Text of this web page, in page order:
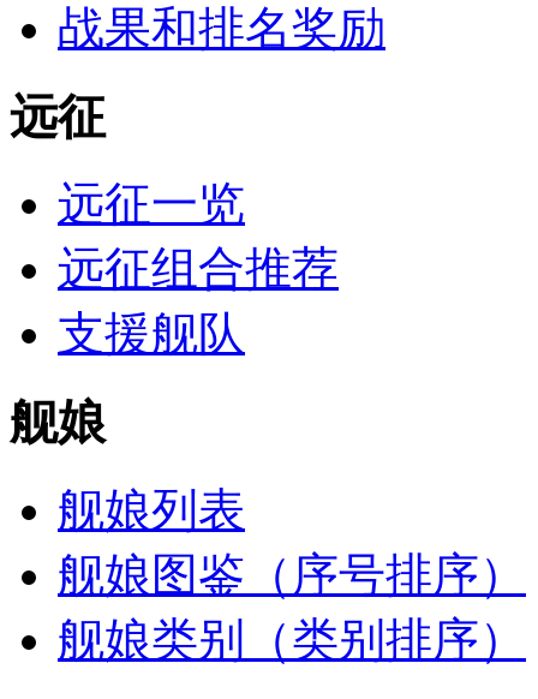
战果和排名奖励
远征
远征一览
远征组合推荐
支援舰队
舰娘
舰娘列表
舰娘图鉴（序号排序）
舰娘类别（类别排序）